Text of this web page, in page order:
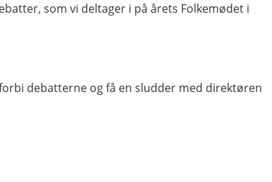
som vi deltager i på årets Folkemødet i
debatterne og få en sludder med direktøren